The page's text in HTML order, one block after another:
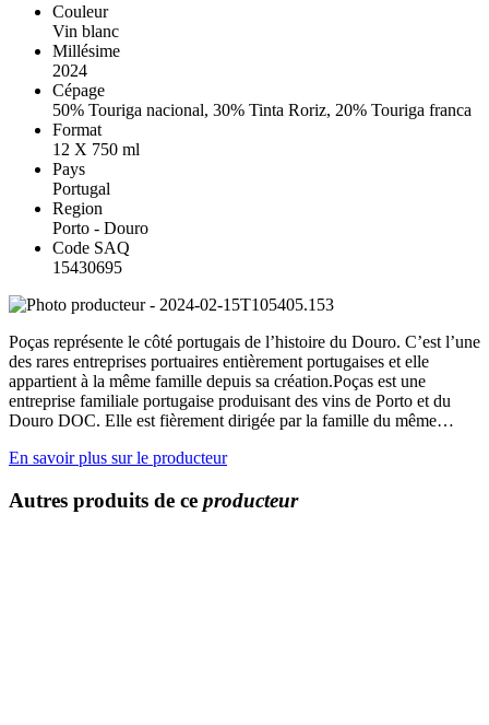
Couleur
Vin blanc
Millésime
2024
Cépage
50% Touriga nacional, 30% Tinta Roriz, 20% Touriga franca
Format
12 X 750 ml
Pays
Portugal
Region
Porto - Douro
Code SAQ
15430695
Poças représente le côté portugais de l’histoire du Douro. C’est l’une
des rares entreprises portuaires entièrement portugaises et elle
appartient à la même famille depuis sa création.Poças est une
entreprise familiale portugaise produisant des vins de Porto et du
Douro DOC. Elle est fièrement dirigée par la famille du même…
En savoir plus sur le producteur
Autres produits de ce producteur